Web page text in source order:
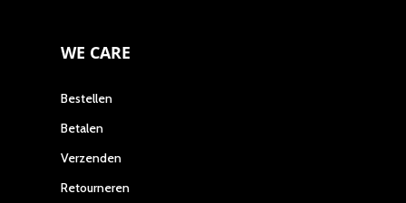
WE CARE
Bestellen
Betalen
Verzenden
Retourneren